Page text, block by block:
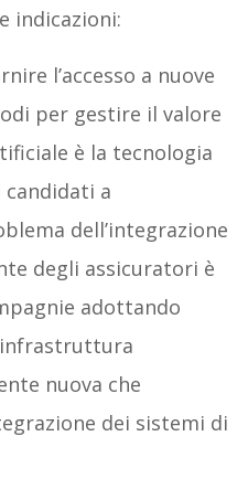
indicazioni:
l’accesso a nuove
per gestire il valore
è la tecnologia
candidati a
dell’integrazione
degli assicuratori è
adottando
nuova che
dei sistemi di